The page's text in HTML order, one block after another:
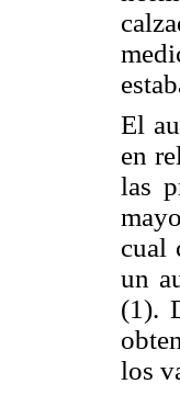
El
en
las
cual
un
(1).
los